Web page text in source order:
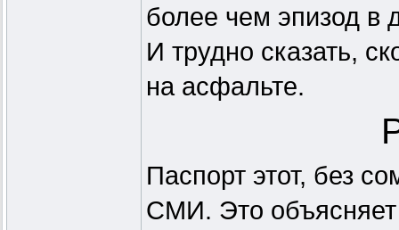
более чем эпизод в
И трудно сказать,
на асфальте.
Паспорт этот, без
СМИ. Это объясняет